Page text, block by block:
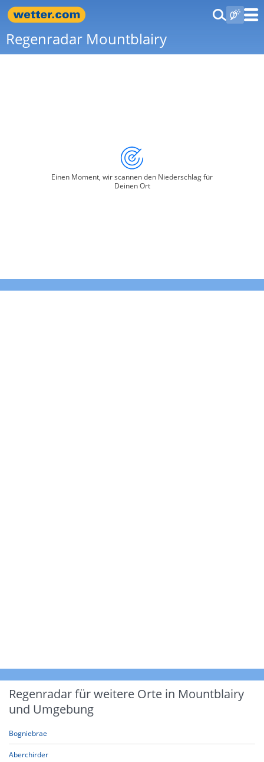
Regenradar Mountblairy
Einen Moment, wir scannen den Niederschlag für
Deinen Ort
Regenradar für weitere Orte in Mountblairy
und Umgebung
Bogniebrae
Aberchirder